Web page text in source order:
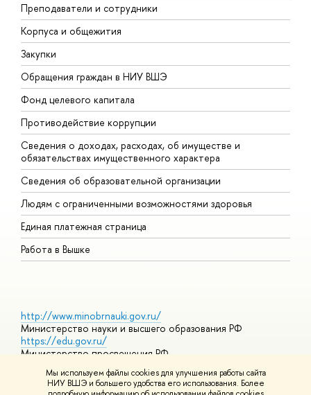
Мы используем файлы cookies для улучшения работы сайта
НИУ ВШЭ и большего удобства его использования. Более
Преподаватели и сотрудники
Корпуса и общежития
Закупки
Обращения граждан в НИУ ВШЭ
Фонд целевого капитала
Противодействие коррупции
Сведения о доходах, расходах, об имуществе и
обязательствах имущественного характера
Сведения об образовательной организации
Людям с ограниченными возможностями здоровья
Единая платежная страница
Работа в Вышке
http://www.minobrnauki.gov.ru/
Министерство науки и высшего образования РФ
https://edu.gov.ru/
Министерство просвещения РФ
https://elearning.hse.ru/mooc
Массовые открытые онлайн-курсы